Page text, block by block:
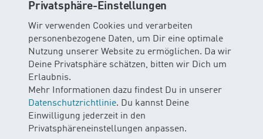
Privatsphäre-Einstellungen
Wir verwenden Cookies und verarbeiten
personenbezogene Daten, um Dir eine optimale
Nutzung unserer Website zu ermöglichen. Da wir
Deine Privatsphäre schätzen, bitten wir Dich um
Erlaubnis.
Mehr Informationen dazu findest Du in unserer
Datenschutzrichtlinie. Du kannst Deine
Einwilligung jederzeit in den
Privatsphäreneinstellungen anpassen.
Schwimmtechniken…
Mehr zu Maxis